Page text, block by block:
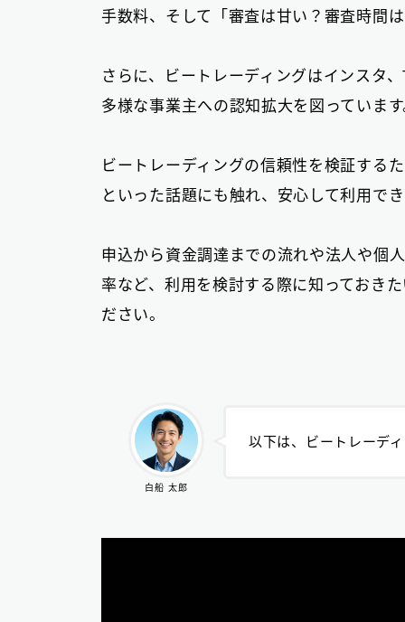
手数料、そして「審査は甘い？審査時間
さらに、ビートレーディングはインスタ
多様な事業主への認知拡大を図っていま
ビートレーディングの信頼性を検証する
といった話題にも触れ、安心して利用で
申込から資金調達までの流れや法人や個
率など、利用を検討する際に知っておき
ださい。
白船 太郎
以下は、ビートレーデ